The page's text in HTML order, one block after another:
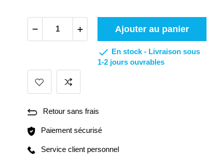
Ajouter au panier
 En stock - Livraison sous
1-2 jours ouvrables
Retour sans frais
Paiement sécurisé
Service client personnel